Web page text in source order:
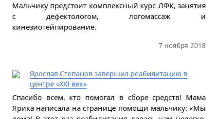
Мальчику предстоит комплексный курс ЛФК, занятия
с дефектологом, логомассаж и
кинезиотейпирование.
7 ноября 2018
Ярослав Степанов завершил реабилитацию в
центре «XXI век»
Спасибо всем, кто помогал в сборе средств! Мама
Ярика написала на странице помощи мальчику: «Мы